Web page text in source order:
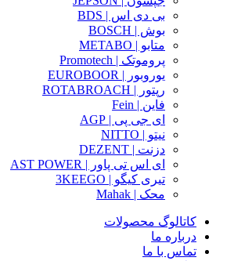
بی دی اس | BDS
بوش | BOSCH
متابو | METABO
پروموتک | Promotech
یوروبور | EUROBOOR
رپتور | ROTABROACH
فاین | Fein
ای جی پی | AGP
نیتو | NITTO
دزنت | DEZENT
ای اس تی پاور | AST POWER
تیری کیگو | 3KEEGO
محک | Mahak
کاتالوگ محصولات
درباره ما
تماس با ما